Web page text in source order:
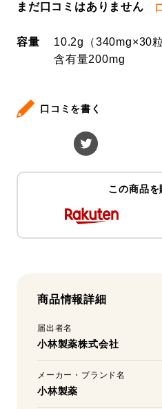
まだ口コミはありません
容量
10.2g（340mg×30
含有量200mg
口コミを書く
この商品を
商品情報詳細
届出者名
小林製薬株式会社
メーカー・ブランド名
小林製薬